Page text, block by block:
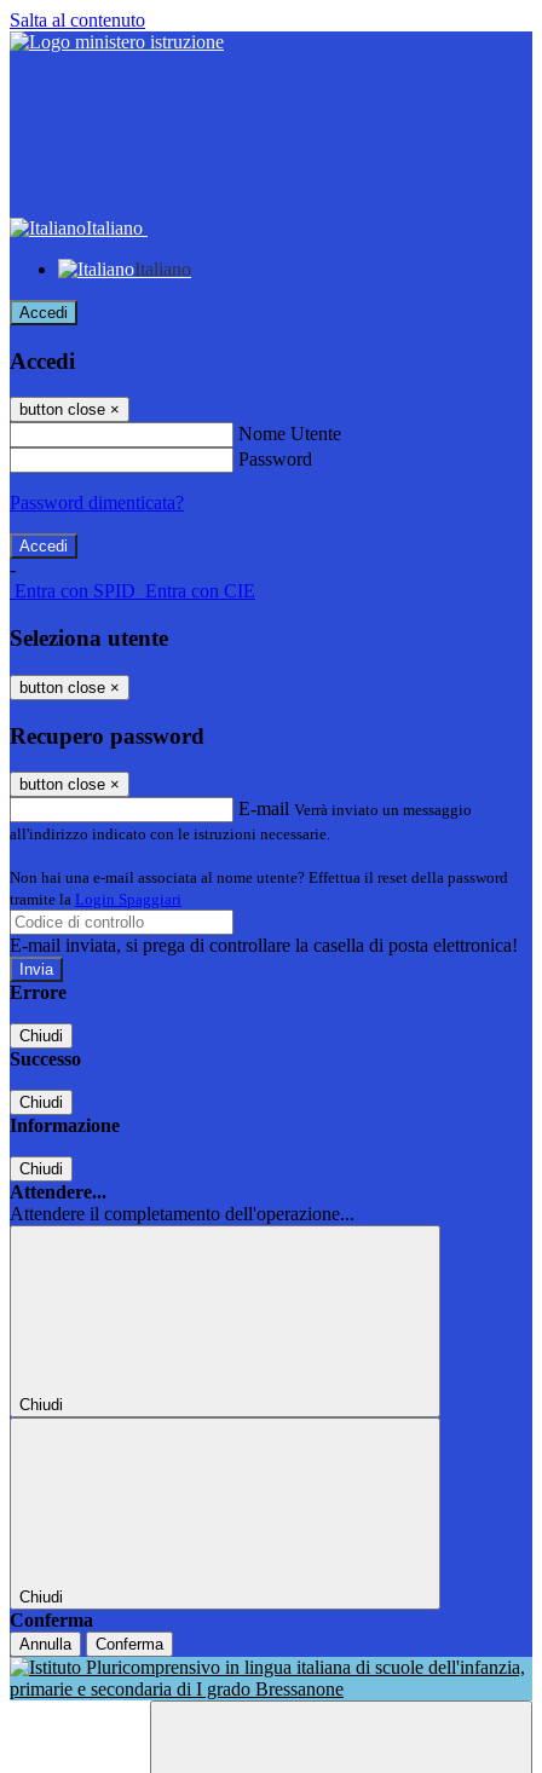
Salta al contenuto
Italiano
Italiano
Accedi
Accedi
button close ×
Nome Utente
Password
Password dimenticata?
-
Entra con SPID Entra con CIE
Seleziona utente
button close ×
Recupero password
button close ×
E-mail Verrà inviato un messaggio
all'indirizzo indicato con le istruzioni necessarie.
Non hai una e-mail associata al nome utente? Effettua il reset della password
tramite la Login Spaggiari
E-mail inviata, si prega di controllare la casella di posta elettronica!
Errore
Chiudi
Successo
Chiudi
Informazione
Chiudi
Attendere...
Attendere il completamento dell'operazione...
Chiudi
Chiudi
Conferma
Annulla Conferma